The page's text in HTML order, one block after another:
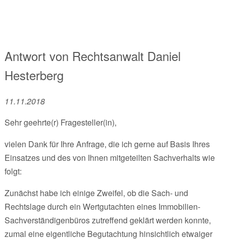
Antwort von Rechtsanwalt Daniel
Hesterberg
11.11.2018
Sehr geehrte(r) Fragesteller(in),
vielen Dank für Ihre Anfrage, die ich gerne auf Basis Ihres
Einsatzes und des von Ihnen mitgeteilten Sachverhalts wie
folgt:
Zunächst habe ich einige Zweifel, ob die Sach- und
Rechtslage durch ein Wertgutachten eines Immobilien-
Sachverständigenbüros zutreffend geklärt werden konnte,
zumal eine eigentliche Begutachtung hinsichtlich etwaiger